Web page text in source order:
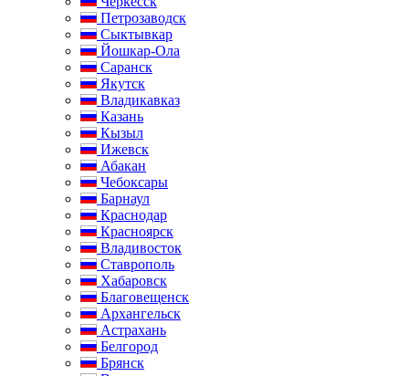
Петрозаводск
Сыктывкар
Йошкар-Ола
Саранск
Якутск
Владикавказ
Казань
Кызыл
Ижевск
Абакан
Чебоксары
Барнаул
Краснодар
Красноярск
Владивосток
Ставрополь
Хабаровск
Благовещенск
Архангельск
Астрахань
Белгород
Брянск